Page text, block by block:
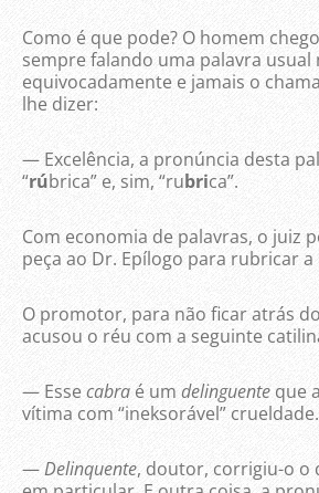
Como é que pode? O homem
sempre falando uma palavra usual
equivocadamente e jamais o
lhe dizer:
— Excelência, a pronúncia desta
“rúbrica” e, sim, “rubrica”.
Com economia de palavras, o juiz
peça ao Dr. Epílogo para rubricar a
O promotor, para não ficar atrás
acusou o réu com a seguinte
— Esse cabra é um delinguente que
vítima com “ineksorável” crueldade.
—Delinquente, doutor, corrigiu-o o